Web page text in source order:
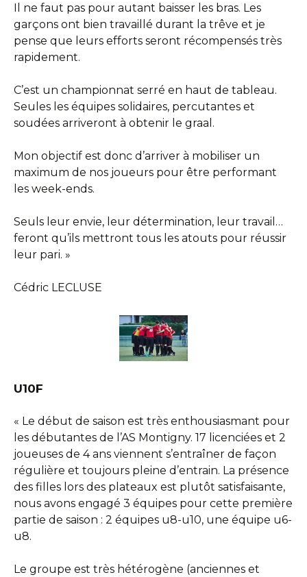
Il ne faut pas pour autant baisser les bras. Les
garçons ont bien travaillé durant la trêve et je
pense que leurs efforts seront récompensés très
rapidement.
C’est un championnat serré en haut de tableau.
Seules les équipes solidaires, percutantes et
soudées arriveront à obtenir le graal.
Mon objectif est donc d’arriver à mobiliser un
maximum de nos joueurs pour être performant
les week-ends.
Seuls leur envie, leur détermination, leur travail…
feront qu’ils mettront tous les atouts pour réussir
leur pari. »
Cédric LECLUSE
U10F
« Le début de saison est très enthousiasmant pour
les débutantes de l’AS Montigny. 17 licenciées et 2
joueuses de 4 ans viennent s’entraîner de façon
régulière et toujours pleine d’entrain. La présence
des filles lors des plateaux est plutôt satisfaisante,
nous avons engagé 3 équipes pour cette première
partie de saison : 2 équipes u8-u10, une équipe u6-
u8.
Le groupe est très hétérogène (anciennes et